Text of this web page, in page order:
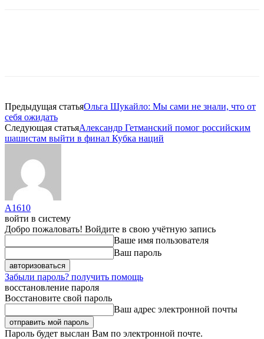
Предыдущая статьяОльга Шукайло: Мы сами не знали, что от
себя ожидать
Следующая статьяАлександр Гетманский помог российским
шашистам выйти в финал Кубка наций
A1610
войти в систему
Добро пожаловать! Войдите в свою учётную запись
Ваше имя пользователя
Ваш пароль
Забыли пароль? получить помощь
восстановление пароля
Восстановите свой пароль
Ваш адрес электронной почты
Пароль будет выслан Вам по электронной почте.